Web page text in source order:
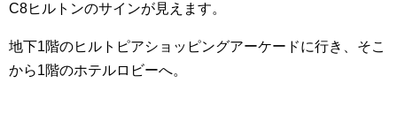
C8ヒルトンのサインが見えます。
地下1階のヒルトピアショッピングアーケードに行き、そこ
から1階のホテルロビーへ。